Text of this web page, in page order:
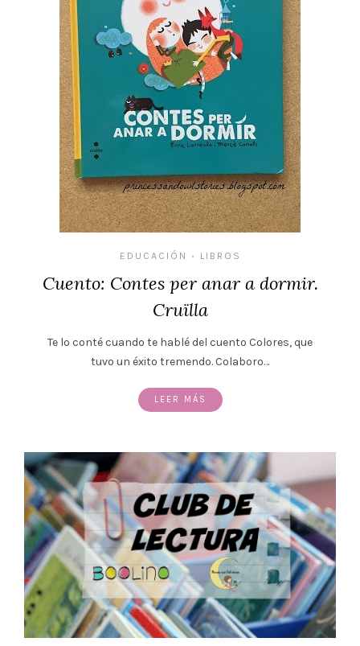
EDUCACIÓN • LIBROS
Cuento: Contes per anar a dormir.
Cruïlla
Te lo conté cuando te hablé del cuento Colores, que
tuvo un éxito tremendo. Colaboro…
LEER MÁS